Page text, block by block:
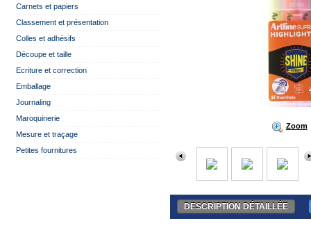
Carnets et papiers
Classement et présentation
Colles et adhésifs
Découpe et taille
Ecriture et correction
Emballage
Journaling
Maroquinerie
Mesure et traçage
Petites fournitures
Zoom
DESCRIPTION DÉTAILLÉE